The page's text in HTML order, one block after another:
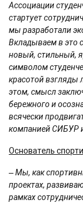
Ассоциации
стартует
мы разработали
Вкладываем в это
новый, стильный,
символом
красотой взгляды
этом, смысл
бережного и
всячески
компанией СИБУР
Основатель
– Мы, как
проектах,
рамках